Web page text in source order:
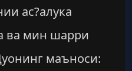
ас?алука
ва мин шарри
маъноси: